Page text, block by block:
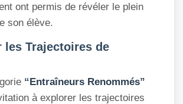
ont permis de révéler le plein
son élève.
les Trajectoires de
“Entraîneurs Renommés”
à explorer les trajectoires